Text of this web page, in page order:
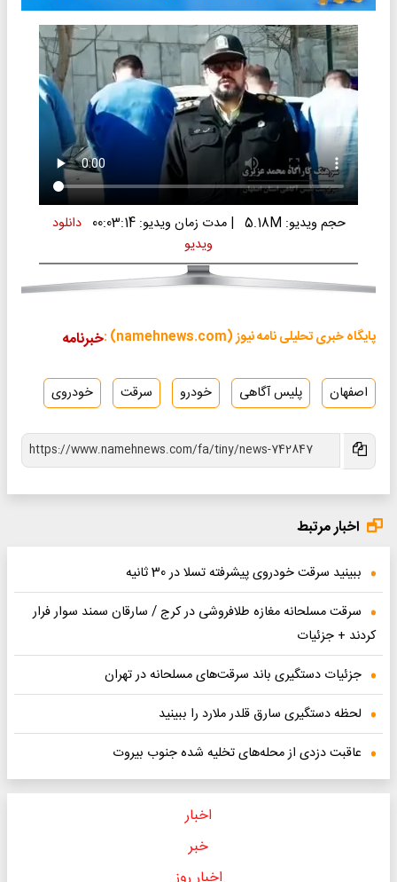
حجم ویدیو: 5.18M |مدت زمان ویدیو: 00:03:14
دانلود
ویدیو
پایگاه خبری تحلیلی نامه نیوز (namehnews.com) : خبرنامه
اصفهان پلیس آگاهی خودرو سرقت خودروی
اخبار مرتبط
ببینید سرقت خودروی پیشرفته تسلا در 30 ثانیه
سرقت مسلحانه مغازه طلافروشی در کرج / سارقان سمند سوار فرار
کردند + جزئیات
جزئیات دستگیری باند سرقت‌های مسلحانه در تهران
لحظه دستگیری سارق قلدر ملارد را ببینید
عاقبت دزدی از محله‌های تخلیه شده جنوب بیروت
اخبار
خبر